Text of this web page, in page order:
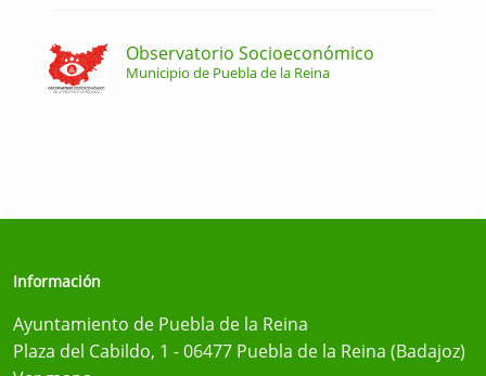
Observatorio Socioeconómico
Municipio de Puebla de la Reina
Información
Ayuntamiento de Puebla de la Reina
Plaza del Cabildo, 1 - 06477 Puebla de la Reina (Badajoz)